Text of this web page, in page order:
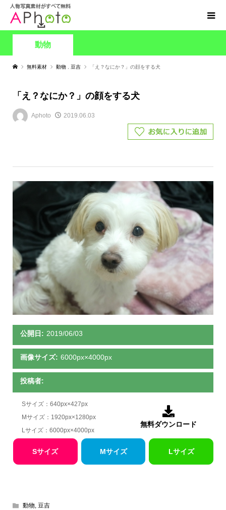
動物
無料素材 動物 豆吉 「え？なにか？」の顔をする犬
「え？なにか？」の顔をする犬
Aphoto 2019.06.03
公開日: 2019/06/03
画像サイズ: 6000px×4000px
投稿者:
Sサイズ：640px×427px
Mサイズ：1920px×1280px
Lサイズ：6000px×4000px

無料ダウンロード
Sサイズ Mサイズ Lサイズ
動物, 豆吉